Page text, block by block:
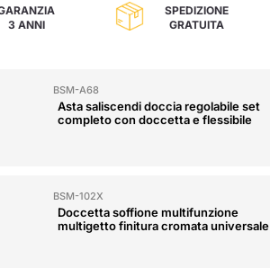
3 ANNI
SPEDIZIONE
GRATUITA
BSM-A68
Asta saliscendi doccia regolabile set
completo con doccetta e flessibile
BSM-102X
Doccetta soffione multifunzione
multigetto finitura cromata universale